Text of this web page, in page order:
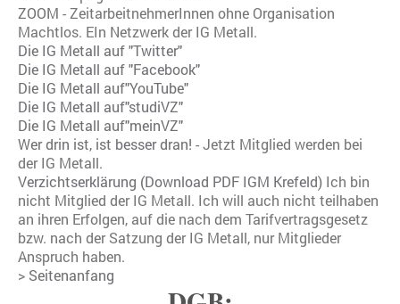
ZOOM - ZeitarbeitnehmerInnen ohne Organisation
Machtlos. EIn Netzwerk der IG Metall.
Die IG Metall auf "Twitter"
Die IG Metall auf "Facebook"
Die IG Metall auf"YouTube"
Die IG Metall auf"studiVZ"
Die IG Metall auf"meinVZ"
Wer drin ist, ist besser dran! - Jetzt Mitglied werden bei
der IG Metall.
Verzichtserklärung (Download PDF IGM Krefeld) Ich bin
nicht Mitglied der IG Metall. Ich will auch nicht teilhaben
an ihren Erfolgen, auf die nach dem Tarifvertragsgesetz
bzw. nach der Satzung der IG Metall, nur Mitglieder
Anspruch haben.
> Seitenanfang